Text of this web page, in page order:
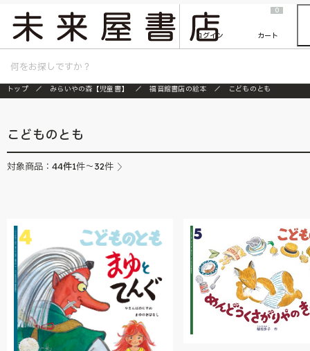
『ONE PIECE magazine 021 ONE PIECEカード付き同梱版』発売延期のご案内
ログイン
0
カート
トップ みらいやの森【児童書】 福音館書店の絵本 こどものとも
こどものとも
対象商品： 44件1件～32件